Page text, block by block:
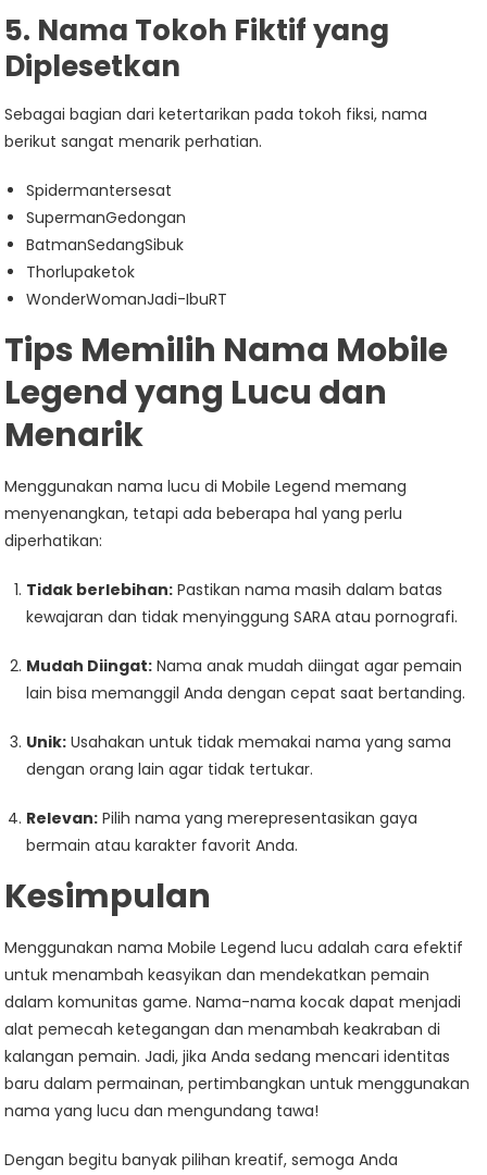
5. Nama Tokoh Fiktif yang
Diplesetkan
Sebagai bagian dari ketertarikan pada tokoh fiksi, nama
berikut sangat menarik perhatian.
Spidermantersesat
SupermanGedongan
BatmanSedangSibuk
Thorlupaketok
WonderWomanJadi-IbuRT
Tips Memilih Nama Mobile
Legend yang Lucu dan
Menarik
Menggunakan nama lucu di Mobile Legend memang
menyenangkan, tetapi ada beberapa hal yang perlu
diperhatikan:
Tidak berlebihan: Pastikan nama masih dalam batas
kewajaran dan tidak menyinggung SARA atau pornografi.
Mudah Diingat: Nama anak mudah diingat agar pemain
lain bisa memanggil Anda dengan cepat saat bertanding.
Unik: Usahakan untuk tidak memakai nama yang sama
dengan orang lain agar tidak tertukar.
Relevan: Pilih nama yang merepresentasikan gaya
bermain atau karakter favorit Anda.
Kesimpulan
Menggunakan nama Mobile Legend lucu adalah cara efektif
untuk menambah keasyikan dan mendekatkan pemain
dalam komunitas game. Nama-nama kocak dapat menjadi
alat pemecah ketegangan dan menambah keakraban di
kalangan pemain. Jadi, jika Anda sedang mencari identitas
baru dalam permainan, pertimbangkan untuk menggunakan
nama yang lucu dan mengundang tawa!
Dengan begitu banyak pilihan kreatif, semoga Anda